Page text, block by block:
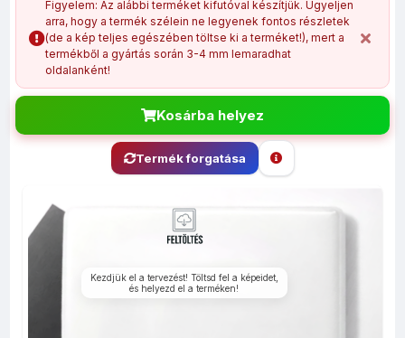
Hűtőmágnes
kerámia
téglalap
Fényképes
6x9 cm
Hűtőmágnes
Figyelem: Az alábbi terméket kifutóval készítjük. Ügyeljen
arra, hogy a termék szélein ne legyenek fontos részletek
(de a kép teljes egészében töltse ki a terméket!), mert a
termékből a gyártás során 3-4 mm lemaradhat
oldalanként!
Kosárba helyez
Termék forgatása
Kezdjük el a tervezést! Töltsd fel a képeidet,
és helyezd el a terméken!